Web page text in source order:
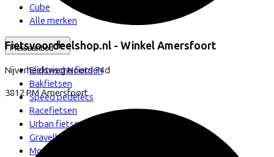
Fietsvoordeelshop.nl - Winkel Amersfoort
Nijverheidsweg Noord 74d
3812 PM Amersfoort
Cube
Alle merken
Fietsaanbod
Elektrische fietsen
Bakfietsen
Speed pedelecs
Racefietsen
Urban fietsen
Gravelbikes
Mountainbikes